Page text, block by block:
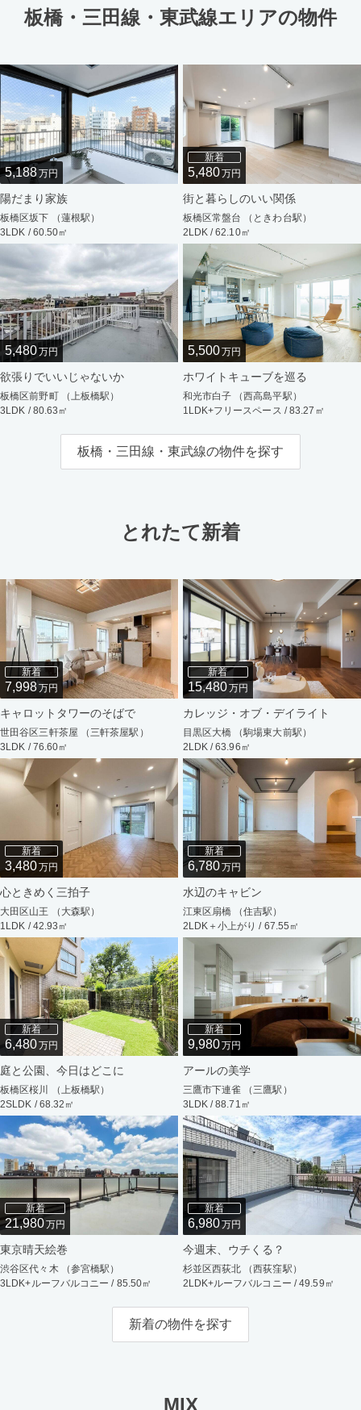
板橋・三田線・東武線エリアの物件
5,188万円
陽だまり家族
板橋区坂下 （蓮根駅）
3LDK / 60.50㎡
新着
5,480万円
街と暮らしのいい関係
板橋区常盤台 （ときわ台駅）
2LDK / 62.10㎡
5,480万円
欲張りでいいじゃないか
板橋区前野町 （上板橋駅）
3LDK / 80.63㎡
5,500万円
ホワイトキューブを巡る
和光市白子 （西高島平駅）
1LDK+フリースペース / 83.27㎡
板橋・三田線・東武線の物件を探す
とれたて新着
新着
7,998万円
キャロットタワーのそばで
世田谷区三軒茶屋 （三軒茶屋駅）
3LDK / 76.60㎡
新着
15,480万円
カレッジ・オブ・デイライト
目黒区大橋 （駒場東大前駅）
2LDK / 63.96㎡
新着
3,480万円
心ときめく三拍子
大田区山王 （大森駅）
1LDK / 42.93㎡
新着
6,780万円
水辺のキャビン
江東区扇橋 （住吉駅）
2LDK＋小上がり / 67.55㎡
新着
6,480万円
庭と公園、今日はどこに
板橋区桜川 （上板橋駅）
2SLDK / 68.32㎡
新着
9,980万円
アールの美学
三鷹市下連雀 （三鷹駅）
3LDK / 88.71㎡
新着
21,980万円
東京晴天絵巻
渋谷区代々木 （参宮橋駅）
3LDK+ルーフバルコニー / 85.50㎡
新着
6,980万円
今週末、ウチくる？
杉並区西荻北 （西荻窪駅）
2LDK+ルーフバルコニー / 49.59㎡
新着の物件を探す
MIX